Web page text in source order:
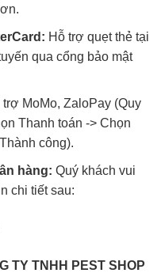
Hỗ trợ quẹt thẻ tại
qua cổng bảo mật
trợ MoMo, ZaloPay (Quy
Thanh toán -> Chọn
công).
hàng: Quý khách vui
chi tiết sau:
TY TNHH PEST SHOP